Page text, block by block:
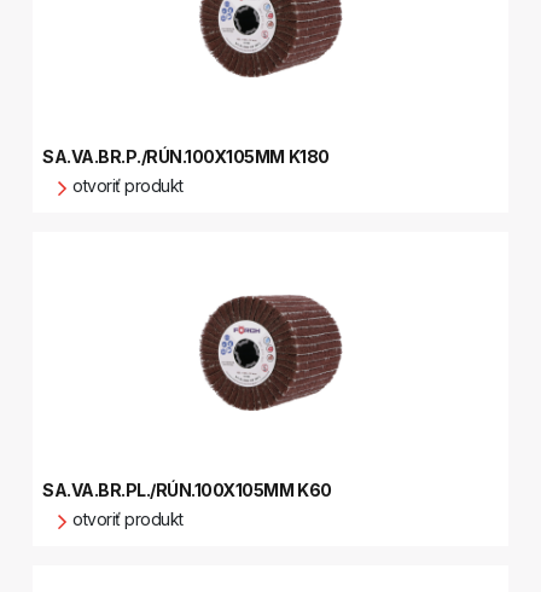
SA.VA.BR.P./RÚN.100X105MM K180
otvoriť produkt
SA.VA.BR.PL./RÚN.100X105MM K60
otvoriť produkt